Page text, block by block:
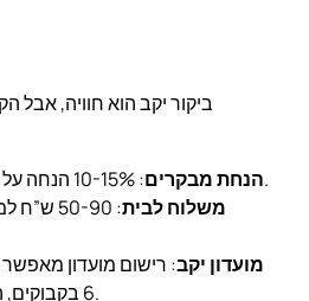
ביקור יקב הוא חוויה, אבל
הנחת מבקרים: 10-15% הנחה על קנייה ביום הביקור.
משלוח לבית
מועדון יקב: רישום מועדון
6 בקבוקים, הנחה של 15-20%.